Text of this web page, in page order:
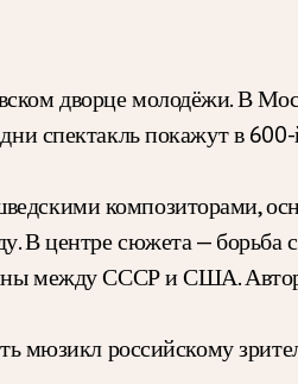
дворце молодёжи. В
спектакль покажут в
композиторами,
центре сюжета — борьба
между СССР и США.
мюзикл российскому